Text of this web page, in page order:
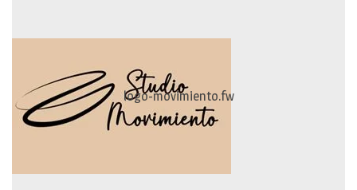
logo-movimiento.fw